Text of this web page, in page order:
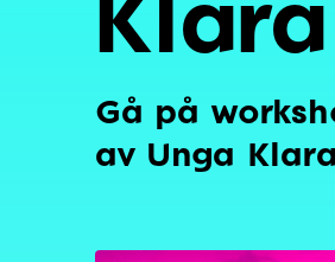
Gå på
av Unga